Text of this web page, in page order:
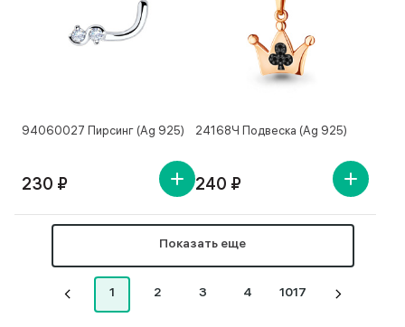
94060027 Пирсинг (Ag 925)
230 ₽
24168Ч Подвеска (Ag 925)
240 ₽
Показать еще
1 2 3 4 1017